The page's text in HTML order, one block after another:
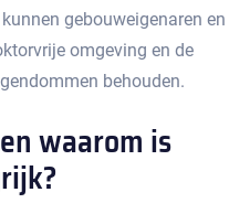
gebouweigenaren en
omgeving en de
behouden.​
waarom is